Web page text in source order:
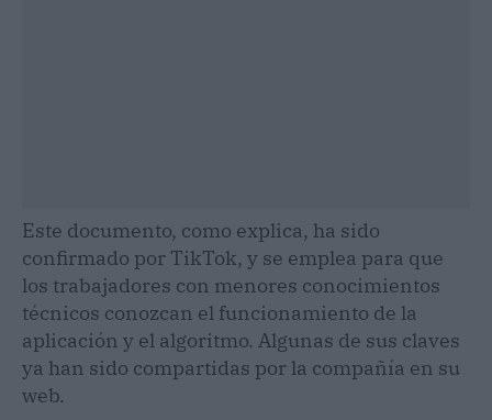
Este documento, como explica, ha sido
confirmado por TikTok, y se emplea para que
los trabajadores con menores conocimientos
técnicos conozcan el funcionamiento de la
aplicación y el algoritmo. Algunas de sus claves
ya han sido compartidas por la compañía en su
web.